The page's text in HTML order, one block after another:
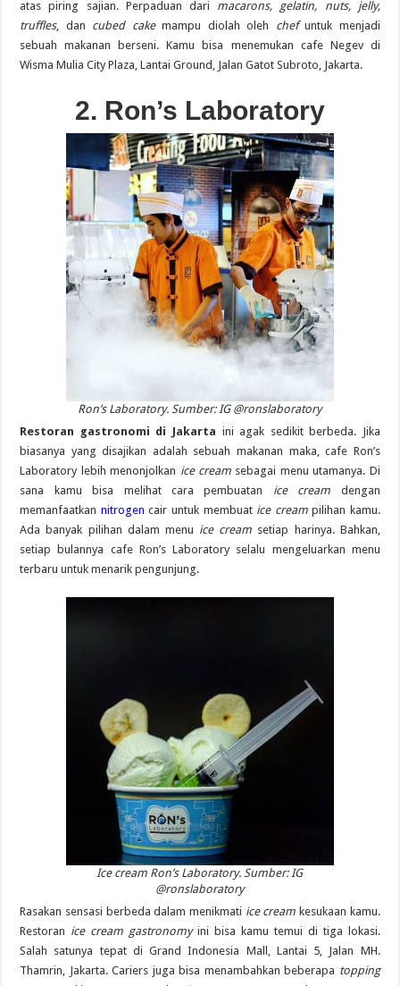
atas piring sajian. Perpaduan dari macarons, gelatin, nuts, jelly,
truffles, dan cubed cakemampu diolah oleh chefuntuk menjadi
sebuah makanan berseni. Kamu bisa menemukan cafe Negev di
Wisma Mulia City Plaza, Lantai Ground, Jalan Gatot Subroto, Jakarta.
2. Ron’s Laboratory
Ron’s Laboratory. Sumber: IG @ronslaboratory
Restoran gastronomi di Jakarta ini agak sedikit berbeda. Jika
biasanya yang disajikan adalah sebuah makanan maka, cafe Ron’s
Laboratory lebih menonjolkan ice cream sebagai menu utamanya. Di
sana kamu bisa melihat cara pembuatan ice cream dengan
memanfaatkan nitrogen cair untuk membuatice creampilihan kamu.
Ada banyak pilihan dalam menu ice cream setiap harinya. Bahkan,
setiap bulannya cafe Ron’s Laboratory selalu mengeluarkan menu
terbaru untuk menarik pengunjung.
Ice cream Ron’s Laboratory. Sumber: IG
@ronslaboratory
Rasakan sensasi berbeda dalam menikmati ice cream kesukaan kamu.
Restoran ice cream gastronomyini bisa kamu temui di tiga lokasi.
Salah satunya tepat di Grand Indonesia Mall, Lantai 5, Jalan MH.
Thamrin, Jakarta. Cariers juga bisa menambahkan beberapa topping